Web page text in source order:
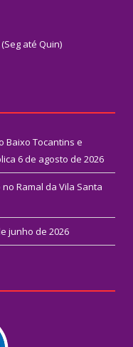
até Quin)
Baixo Tocantins e
6 de agosto de 2026
Ramal da Vila Santa
junho de 2026